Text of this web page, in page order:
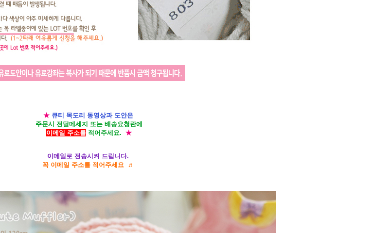
★큐티 목도리 동영상과 도안은
주문시 전달메세지 또는 배송요청란에
이메일 주소를 적어주세요. ★
이메일로 전송시켜 드립니다.
꼭 이메일 주소를 적어주세요 ♬